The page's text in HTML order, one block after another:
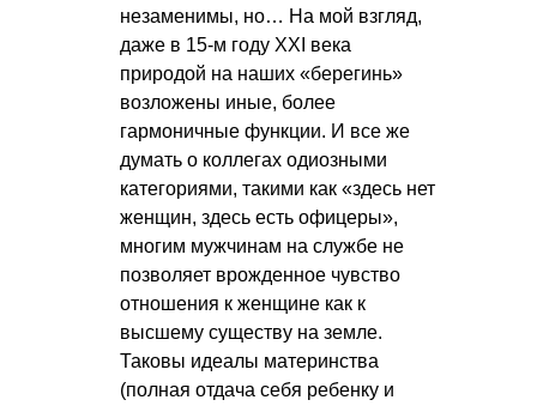
незаменимы, но… На мой взгляд,
даже в 15-м году XXI века
природой на наших «берегинь»
возложены иные, более
гармоничные функции. И все же
думать о коллегах одиозными
категориями, такими как «здесь нет
женщин, здесь есть офицеры»,
многим мужчинам на службе не
позволяет врожденное чувство
отношения к женщине как к
высшему существу на земле.
Таковы идеалы материнства
(полная отдача себя ребенку и